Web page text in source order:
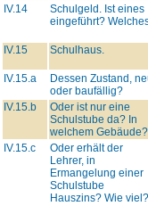
IV.14
Schulgeld. Ist eines
eingeführt?
IV.15 Schulhaus.
IV.15.a
Dessen Zustand,
oder baufällig?
IV.15.b
Oder ist nur eine
Schulstube da? In
welchem Gebäude?
IV.15.c
Oder erhält der
Lehrer, in
Ermangelung einer
Schulstube
Hauszins? Wie viel?